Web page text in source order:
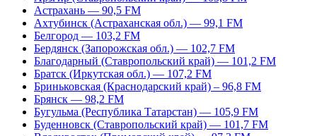
Астрахань — 90,5 FM
Ахтубинск (Астраханская обл.) — 99,1 FM
Белгород — 103,2 FM
Бердянск (Запорожская обл.) — 102,7 FM
Благодарный (Ставропольский край) — 101,2 FM
Братск (Иркутская обл.) — 107,2 FM
Бриньковская (Краснодарский край) – 96,8 FM
Брянск — 98,2 FM
Бугульма (Республика Татарстан) — 105,9 FM
Буденновск (Ставропольский край) — 101,7 FM